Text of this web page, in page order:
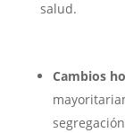
salud.
Cambios